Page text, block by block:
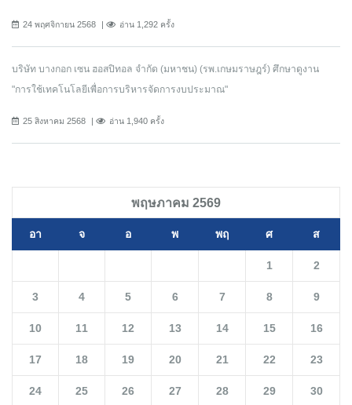
24 พฤศจิกายน 2568 อ่าน 1,292 ครั้ง
บริษัท บางกอก เซน ฮอสปิทอล จำกัด (มหาชน) (รพ.เกษมราษฎร์) ศึกษาดูงาน
"การใช้เทคโนโลยีเพื่อการบริหารจัดการงบประมาณ"
25 สิงหาคม 2568 อ่าน 1,940 ครั้ง
พฤษภาคม 2569
อา จ อ พ พฤ ศ ส
1 2
3 4 5 6 7 8 9
10 11 12 13 14 15 16
17 18 19 20 21 22 23
24 25 26 27 28 29 30